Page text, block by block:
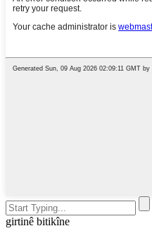
girtinê bitikîne